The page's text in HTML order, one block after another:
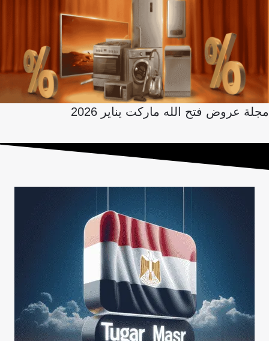
مجلة عروض فتح الله ماركت يناير 2026